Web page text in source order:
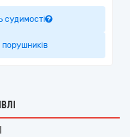
судимості
порушників